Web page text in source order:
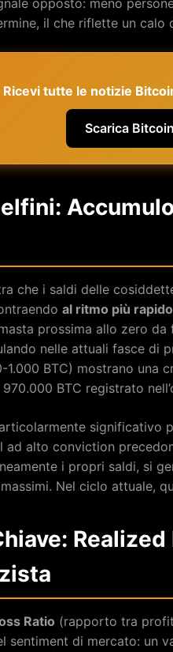
opposto: meno
il che riflette un calo
Ricevi tutte le notizie
Scarica
che i saldi delle
al ritmo più
prossima allo zero
nelle attuali fasce di
BTC) mostrano una
BTC registrato
significativo
ad alto conviction
i propri saldi, si
Nel ciclo attuale,
Ratio (rapporto tra
sentiment di mercato: un